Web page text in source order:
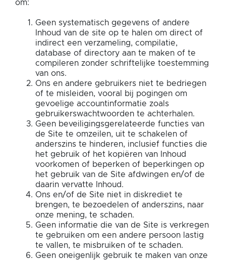
om:
Geen systematisch gegevens of andere
Inhoud van de site op te halen om direct of
indirect een verzameling, compilatie,
database of directory aan te maken of te
compileren zonder schriftelijke toestemming
van ons.
Ons en andere gebruikers niet te bedriegen
of te misleiden, vooral bij pogingen om
gevoelige accountinformatie zoals
gebruikerswachtwoorden te achterhalen.
Geen beveiligingsgerelateerde functies van
de Site te omzeilen, uit te schakelen of
anderszins te hinderen, inclusief functies die
het gebruik of het kopiëren van Inhoud
voorkomen of beperken of beperkingen op
het gebruik van de Site afdwingen en/of de
daarin vervatte Inhoud.
Ons en/of de Site niet in diskrediet te
brengen, te bezoedelen of anderszins, naar
onze mening, te schaden.
Geen informatie die van de Site is verkregen
te gebruiken om een andere persoon lastig
te vallen, te misbruiken of te schaden.
Geen oneigenlijk gebruik te maken van onze